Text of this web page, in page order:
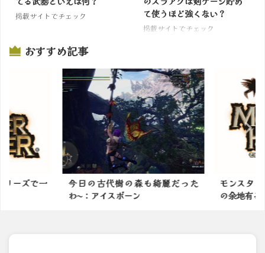
掲載サイトでチェック
て使うほど強くない？
掲載サイトでチェック
おすすめ記事
ーズで一
今日の古代樹の森も綺麗だった
わ〜：アイスボーン
モンスタ
の余地有る